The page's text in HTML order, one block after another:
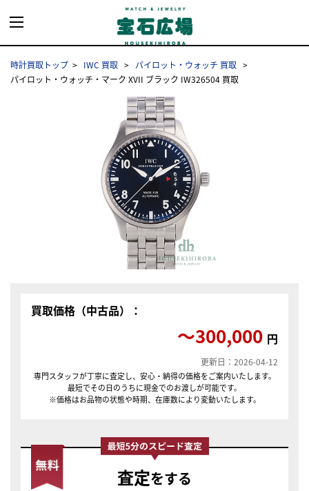
時計買取トップ IWC 買取
パイロット・ウォッチ 買取
パイロット・ウォッチ・マーク XVII ブラック IW326504 買取
買取価格（中古品）：
〜300,000 円
更新日：2026-04-12
専門スタッフが丁寧に査定し、安心・納得の価格をご案内いたします。
最短でその日のうちに現金でのお渡しが可能です。
※価格はお品物の状態や時期、在庫数により変動いたします。
査定をする